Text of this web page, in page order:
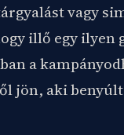
vagy
illő egy ilyen
a
jön, aki benyúlt